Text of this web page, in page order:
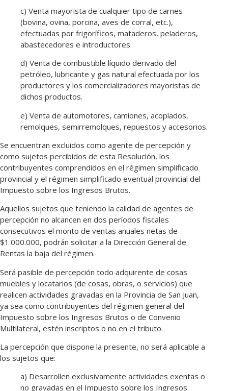
c) Venta mayorista de cualquier tipo de carnes
(bovina, ovina, porcina, aves de corral, etc.),
efectuadas por frigoríficos, mataderos, peladeros,
abastecedores e introductores.
d) Venta de combustible líquido derivado del
petróleo, lubricante y gas natural efectuada por los
productores y los comercializadores mayoristas de
dichos productos.
e) Venta de automotores, camiones, acoplados,
remolques, semirremolques, repuestos y accesorios.
Se encuentran excluidos como agente de percepción y
como sujetos percibidos de esta Resolución, los
contribuyentes comprendidos en el régimen simplificado
provincial y el régimen simplificado eventual provincial del
Impuesto sobre los Ingresos Brutos.
Aquellos sujetos que teniendo la calidad de agentes de
percepción no alcancen en dos períodos fiscales
consecutivos el monto de ventas anuales netas de
$1.000.000, podrán solicitar a la Dirección General de
Rentas la baja del régimen.
Será pasible de percepción todo adquirente de cosas
muebles y locatarios (de cosas, obras, o servicios) que
realicen actividades gravadas en la Provincia de San Juan,
ya sea como contribuyentes del régimen general del
Impuesto sobre los Ingresos Brutos o de Convenio
Multilateral, estén inscriptos o no en el tributo.
La percepción que dispone la presente, no será aplicable a
los sujetos que:
a) Desarrollen exclusivamente actividades exentas o
no gravadas en el Impuesto sobre los Ingresos